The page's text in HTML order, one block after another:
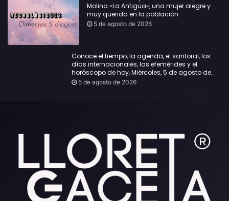
Molina «La Antigua», una mujer alegre y
muy querida en la población
5 de agosto de 2026
Conoce el tiempo, la agenda, el santoral, los
días internacionales, las efemérides y el
horóscopo de hoy, Miércoles, 5 de agosto de
2026:
5 de agosto de 2026